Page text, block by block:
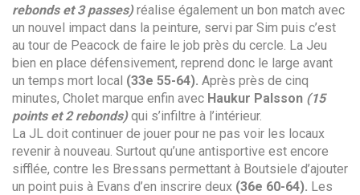
rebonds et 3 passes)réalise également un bon match avec
un nouvel impact dans la peinture, servi par Sim puis c’est
au tour de Peacock de faire le job près du cercle. La Jeu
bien en place défensivement, reprend donc le large avant
un temps mort local (33e 55-64). Après près de cinq
minutes, Cholet marque enfin avec Haukur Palsson (15
points et 2 rebonds)qui s’infiltre à l’intérieur.
La JL doit continuer de jouer pour ne pas voir les locaux
revenir à nouveau. Surtout qu’une antisportive est encore
sifflée, contre les Bressans permettant à Boutsiele d’ajouter
un point puis à Evans d’en inscrire deux (36e 60-64). Les